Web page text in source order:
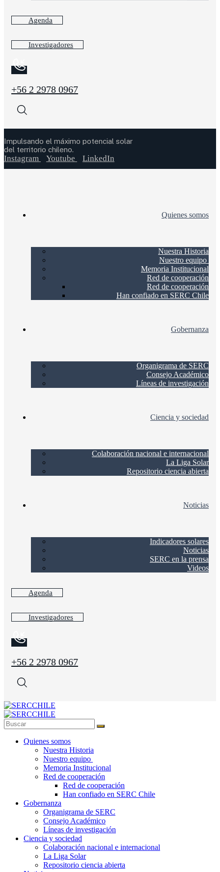
Agenda
Investigadores
+56 2 2978 0967
Impulsando el máximo potencial solar
del territorio chileno.
Instagram Youtube LinkedIn
Quienes somos
Nuestra Historia
Nuestro equipo
Memoria Institucional
Red de cooperación
Red de cooperación
Han confiado en SERC Chile
Gobernanza
Organigrama de SERC
Consejo Académico
Líneas de investigación
Ciencia y sociedad
Colaboración nacional e internacional
La Liga Solar
Repositorio ciencia abierta
Noticias
Indicadores solares
Noticias
SERC en la prensa
Videos
Agenda
Investigadores
+56 2 2978 0967
Quienes somos
Nuestra Historia
Nuestro equipo
Memoria Institucional
Red de cooperación
Red de cooperación
Han confiado en SERC Chile
Gobernanza
Organigrama de SERC
Consejo Académico
Líneas de investigación
Ciencia y sociedad
Colaboración nacional e internacional
La Liga Solar
Repositorio ciencia abierta